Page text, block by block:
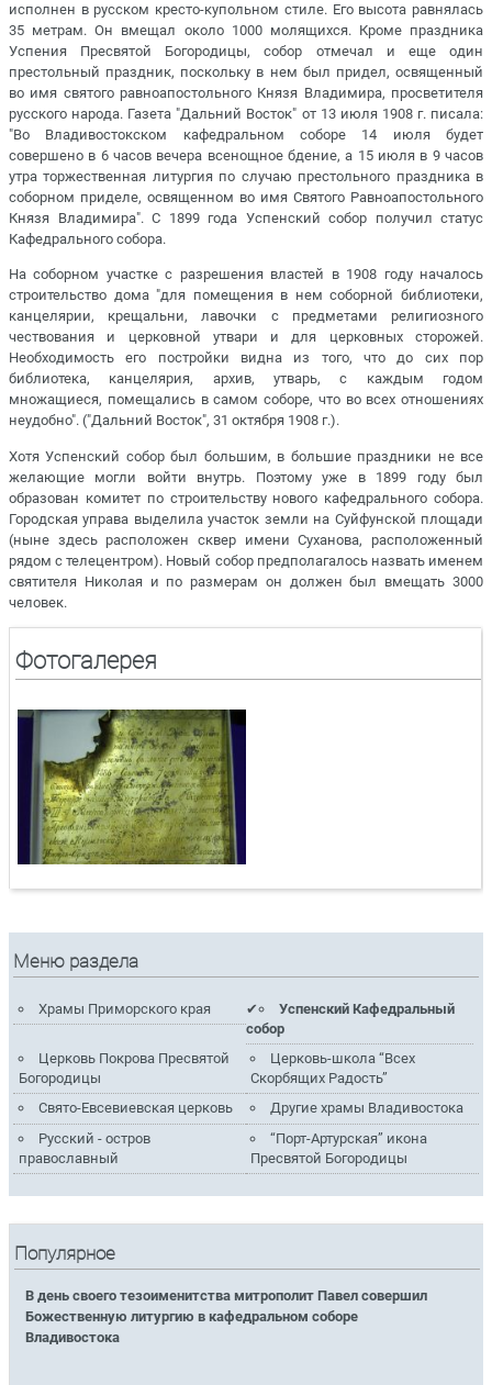
исполнен в русском кресто-купольном стиле. Его высота равнялась
35 метрам. Он вмещал около 1000 молящихся. Кроме праздника
Успения Пресвятой Богородицы, собор отмечал и еще один
престольный праздник, поскольку в нем был придел, освященный
во имя святого равноапостольного Князя Владимира, просветителя
русского народа. Газета "Дальний Восток" от 13 июля 1908 г. писала:
"Во Владивостокском кафедральном соборе 14 июля будет
совершено в 6 часов вечера всенощное бдение, а 15 июля в 9 часов
утра торжественная литургия по случаю престольного праздника в
соборном приделе, освященном во имя Святого Равноапостольного
Князя Владимира". С 1899 года Успенский собор получил статус
Кафедрального собора.
На соборном участке с разрешения властей в 1908 году началось
строительство дома "для помещения в нем соборной библиотеки,
канцелярии, крещальни, лавочки с предметами религиозного
чествования и церковной утвари и для церковных сторожей.
Необходимость его постройки видна из того, что до сих пор
библиотека, канцелярия, архив, утварь, с каждым годом
множащиеся, помещались в самом соборе, что во всех отношениях
неудобно". ("Дальний Восток", 31 октября 1908 г.).
Хотя Успенский собор был большим, в большие праздники не все
желающие могли войти внутрь. Поэтому уже в 1899 году был
образован комитет по строительству нового кафедрального собора.
Городская управа выделила участок земли на Суйфунской площади
(ныне здесь расположен сквер имени Суханова, расположенный
рядом с телецентром). Новый собор предполагалось назвать именем
святителя Николая и по размерам он должен был вмещать 3000
человек.
Фотогалерея
Меню раздела
Храмы Приморского края
Успенский Кафедральный
собор
Церковь Покрова Пресвятой
Богородицы
Церковь-школа “Всех
Скорбящих Радость”
Свято-Евсевиевская церковь
Другие храмы Владивостока
Русский - остров
православный
“Порт-Артурская” икона
Пресвятой Богородицы
Популярное
В день своего тезоименитства митрополит Павел совершил
Божественную литургию в кафедральном соборе
Владивостока